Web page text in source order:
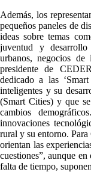
Además, los
pequeños paneles de
ideas sobre temas
juventud y
urbanos, negocios
presidente de
dedicado a las
inteligentes y su
(Smart Cities) y que
cambios
innovaciones
rural y su entorno.
orientan las
cuestiones”, aunque
falta de tiempo,